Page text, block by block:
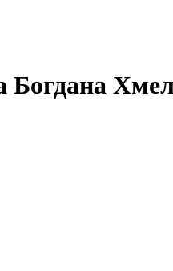
Богдана